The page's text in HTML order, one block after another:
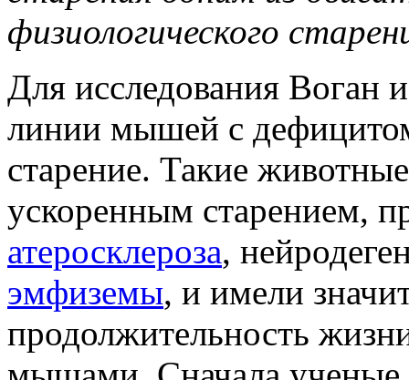
физиологического
Для исследования Воган
линии мышей с
старение. Такие
ускоренным старением,
атеросклероза,
эмфиземы, и имели
продолжительность